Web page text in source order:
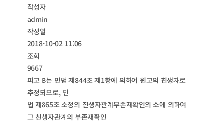
작성자
admin
작성일
2018-10-02 11:06
조회
9667
피고 B는 민법 제844조 제1항에 의하여 원고의 친생자로
추정되므로, 민
법 제865조 소정의 친생자관계부존재확인의 소에 의하여
그 친생자관계의 부존재확인